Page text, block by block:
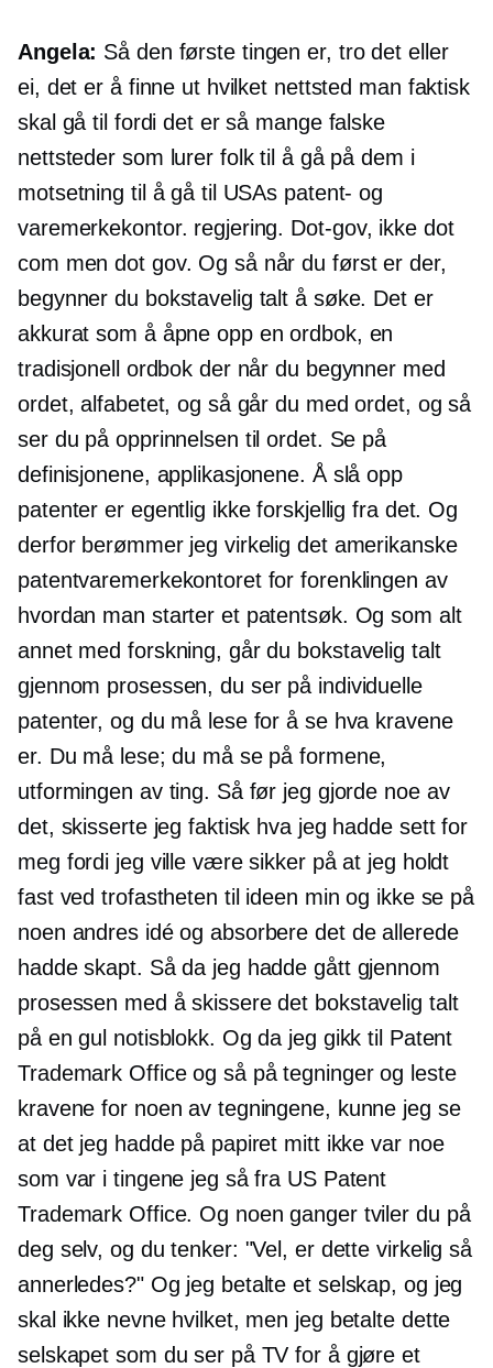
Angela: Så den første tingen er, tro det eller
ei, det er å finne ut hvilket nettsted man faktisk
skal gå til fordi det er så mange falske
nettsteder som lurer folk til å gå på dem i
motsetning til å gå til USAs patent- og
varemerkekontor. regjering. Dot-gov, ikke dot
com men dot gov. Og så når du først er der,
begynner du bokstavelig talt å søke. Det er
akkurat som å åpne opp en ordbok, en
tradisjonell ordbok der når du begynner med
ordet, alfabetet, og så går du med ordet, og så
ser du på opprinnelsen til ordet. Se på
definisjonene, applikasjonene. Å slå opp
patenter er egentlig ikke forskjellig fra det. Og
derfor berømmer jeg virkelig det amerikanske
patentvaremerkekontoret for forenklingen av
hvordan man starter et patentsøk. Og som alt
annet med forskning, går du bokstavelig talt
gjennom prosessen, du ser på individuelle
patenter, og du må lese for å se hva kravene
er. Du må lese; du må se på formene,
utformingen av ting. Så før jeg gjorde noe av
det, skisserte jeg faktisk hva jeg hadde sett for
meg fordi jeg ville være sikker på at jeg holdt
fast ved trofastheten til ideen min og ikke se på
noen andres idé og absorbere det de allerede
hadde skapt. Så da jeg hadde gått gjennom
prosessen med å skissere det bokstavelig talt
på en gul notisblokk. Og da jeg gikk til Patent
Trademark Office og så på tegninger og leste
kravene for noen av tegningene, kunne jeg se
at det jeg hadde på papiret mitt ikke var noe
som var i tingene jeg så fra US Patent
Trademark Office. Og noen ganger tviler du på
deg selv, og du tenker: "Vel, er dette virkelig så
annerledes?" Og jeg betalte et selskap, og jeg
skal ikke nevne hvilket, men jeg betalte dette
selskapet som du ser på TV for å gjøre et